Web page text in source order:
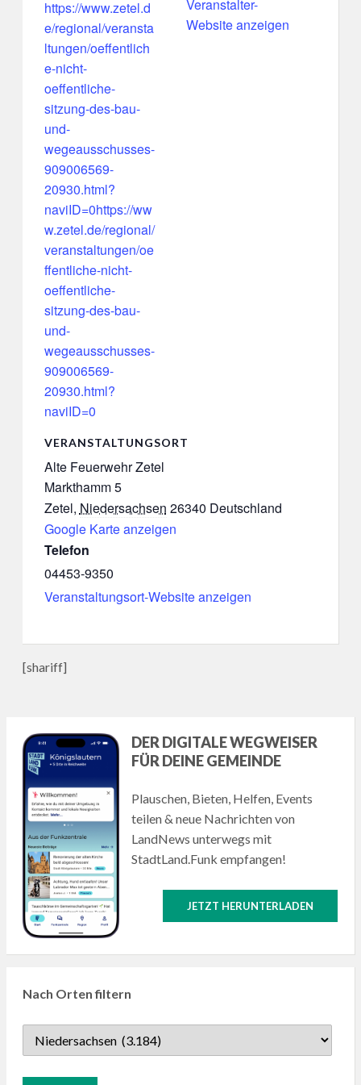
https://www.zetel.d
e/regional/veransta
ltungen/oeffentlich
e-nicht-
oeffentliche-
sitzung-des-bau-
und-
wegeausschusses-
909006569-
20930.html?
naviID=0https://ww
w.zetel.de/regional/
veranstaltungen/oe
ffentliche-nicht-
oeffentliche-
sitzung-des-bau-
und-
wegeausschusses-
909006569-
20930.html?
naviID=0
VERANSTALTUNGSORT
Alte Feuerwehr Zetel
Markthamm 5
Zetel, Niedersachsen 26340 Deutschland
Google Karte anzeigen
Telefon
04453-9350
Veranstaltungsort-Website anzeigen
Veranstalter-
Website anzeigen
[shariff]
DER DIGITALE WEGWEISER
FÜR DEINE GEMEINDE
Plauschen, Bieten, Helfen, Events
teilen & neue Nachrichten von
LandNews unterwegs mit
StadtLand.Funk empfangen!
JETZT HERUNTERLADEN
Nach Orten filtern